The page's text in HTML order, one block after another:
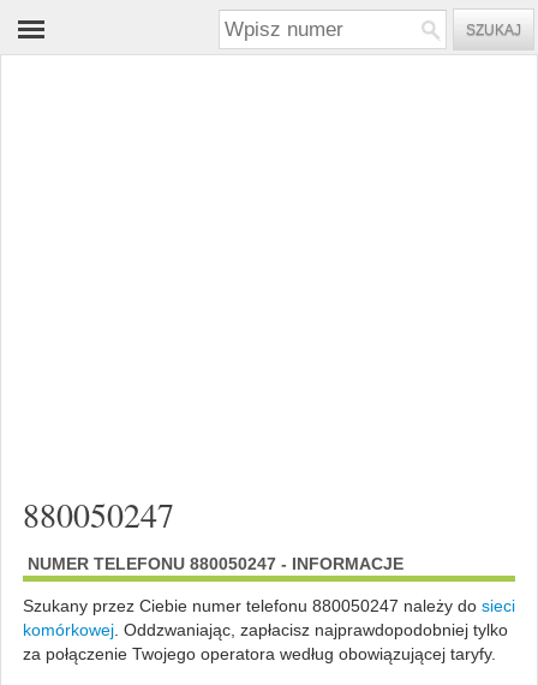
880050247
NUMER TELEFONU 880050247 - INFORMACJE
Szukany przez Ciebie numer telefonu 880050247 należy do sieci
komórkowej. Oddzwaniając, zapłacisz najprawdopodobniej tylko
za połączenie Twojego operatora według obowiązującej taryfy.